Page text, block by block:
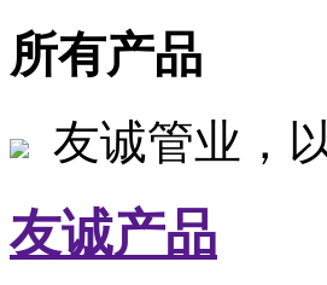
所有产品
友诚管业，
友诚产品